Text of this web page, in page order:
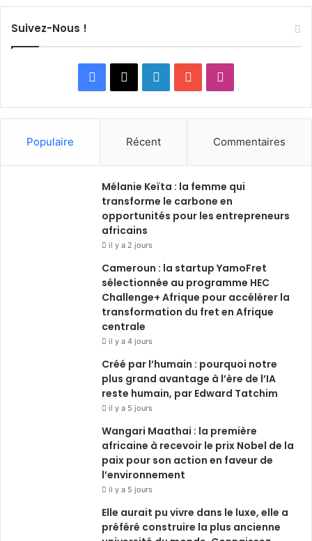
Suivez-Nous !
Facebook
X LinkedinYouTube
Populaire Récent Commentaires
Mélanie Keïta : la femme qui
transforme le carbone en
opportunités pour les entrepreneurs
africains
il y a 2 jours
Cameroun : la startup YamoFret
sélectionnée au programme HEC
Challenge+ Afrique pour accélérer la
transformation du fret en Afrique
centrale
il y a 4 jours
Créé par l’humain : pourquoi notre
plus grand avantage à l’ère de l’IA
reste humain, par Edward Tatchim
il y a 5 jours
Wangari Maathai : la première
africaine à recevoir le prix Nobel de la
paix pour son action en faveur de
l’environnement
il y a 5 jours
Elle aurait pu vivre dans le luxe, elle a
préféré construire la plus ancienne